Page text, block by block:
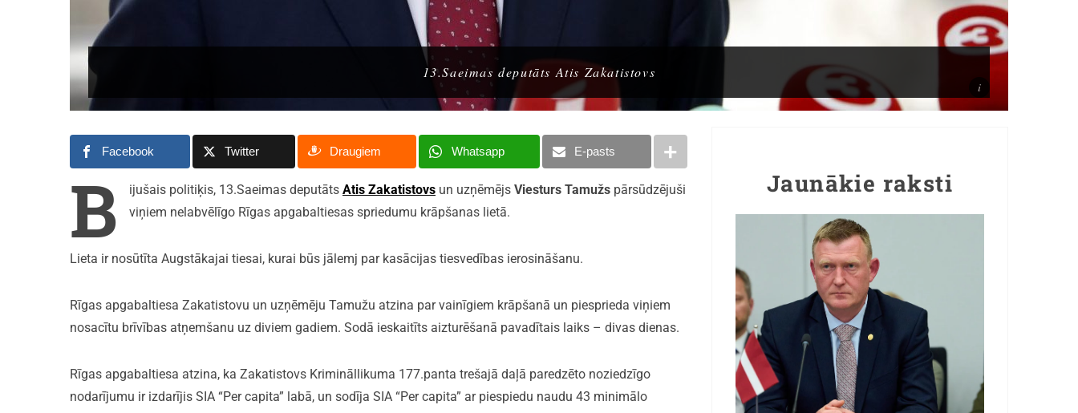
13.Saeimas deputāts Atis Zakatistovs
Facebook Twitter Draugiem Whatsapp E-pasts
B ijušais politiķis, 13.Saeimas deputāts Atis Zakatistovs un uzņēmējs Viesturs Tamužs pārsūdzējuši
viņiem nelabvēlīgo Rīgas apgabaltiesas spriedumu krāpšanas lietā.
Lieta ir nosūtīta Augstākajai tiesai, kurai būs jālemj par kasācijas tiesvedības ierosināšanu.
Rīgas apgabaltiesa Zakatistovu un uzņēmēju Tamužu atzina par vainīgiem krāpšanā un piesprieda viņiem
nosacītu brīvības atņemšanu uz diviem gadiem. Sodā ieskaitīts aizturēšanā pavadītais laiks – divas dienas.
Rīgas apgabaltiesa atzina, ka Zakatistovs Krimināllikuma 177.panta trešajā daļā paredzēto noziedzīgo
nodarījumu ir izdarījis SIA “Per capita” labā, un sodīja SIA “Per capita” ar piespiedu naudu 43 minimālo
Jaunākie raksti